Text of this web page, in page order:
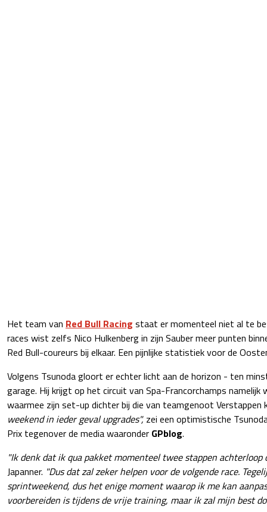
Het team van Red Bull Racing staat er momenteel niet al te
races wist zelfs Nico Hulkenberg in zijn Sauber meer punten
Red Bull-coureurs bij elkaar. Een pijnlijke statistiek voor de
Volgens Tsunoda gloort er echter licht aan de horizon - ten
garage. Hij krijgt op het circuit van Spa-Francorchamps namelijk
waarmee zijn set-up dichter bij die van teamgenoot
weekend in ieder geval upgrades", zei een optimistische
Prix tegenover de media waaronder GPblog.
"Ik denk dat ik qua pakket momenteel twee stappen achterloop
Japanner. "Dus dat zal zeker helpen voor de volgende race.
sprintweekend, dus het enige moment waarop ik me kan
voorbereiden is tijdens de vrije training, maar ik zal mijn best